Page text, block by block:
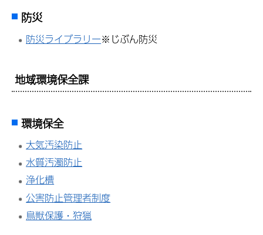
防災
防災ライブラリー※じぶん防災
地域環境保全課
環境保全
大気汚染防止
水質汚濁防止
浄化槽
公害防止管理者制度
鳥獣保護・狩猟